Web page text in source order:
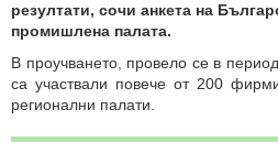
резултати, сочи анкета на
промишлена палата.
В проучването, провело се в
са участвали повече от 200
регионални палати.